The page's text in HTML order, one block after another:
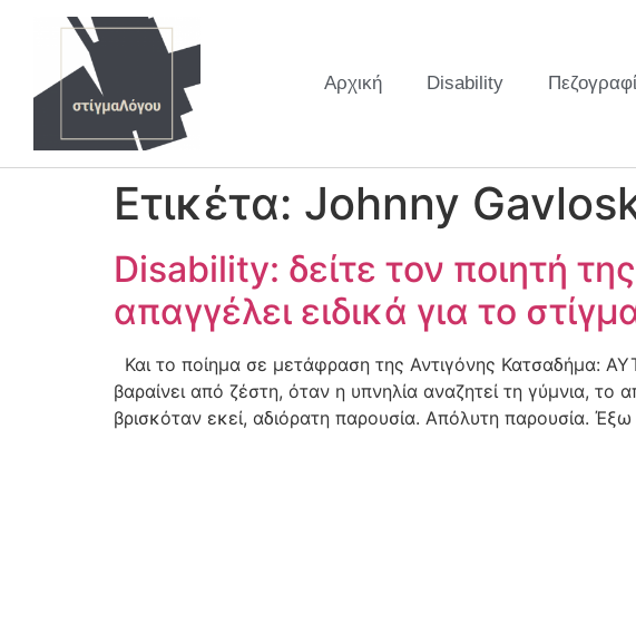
Αρχική Disability
Ετικέτα: Johnny
Disability: δείτε τον ποιητή
απαγγέλει ειδικά για το
Και το ποίημα σε μετάφραση της Αντιγόνης Κατσαδήμα:
βαραίνει από ζέστη, όταν η υπνηλία αναζητεί τη γύμνια,
βρισκόταν εκεί, αδιόρατη παρουσία. Απόλυτη παρουσία.